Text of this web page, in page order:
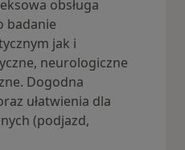
obsługa
badanie
jak i
neurologiczne
Dogodna
ułatwienia dla
(podjazd,